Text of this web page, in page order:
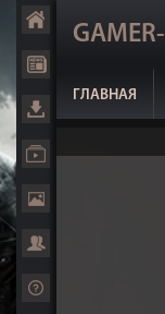
GAMER-
ГЛАВНАЯ